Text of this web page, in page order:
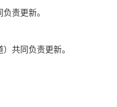
责更新。
共同负责更新。